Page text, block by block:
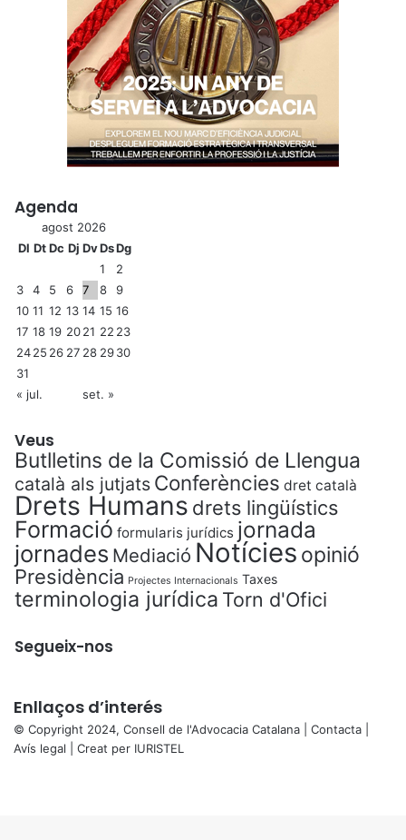
Agenda
agost 2026
Dl DtDc Dj DvDsDg
1
2
3
4 5 6 7 8
9
10 11 12 13 14 15 16
17 18 19 2021 22 23
2425 26 27 28 2930
31
« jul.
set. »
Veus
Butlletins de la Comissió de Llengua
català als jutjats Conferències dret català
Drets Humans drets lingüístics
Formació formularis jurídics jornada
jornades Mediació Notícies opinió
Presidència Projectes Internacionals Taxes
terminologia jurídica Torn d'Ofici
Segueix-nos
Enllaços d’interés
© Copyright 2024, Consell de l'Advocacia Catalana | Contacta
Avís legal | Creat per IURISTEL